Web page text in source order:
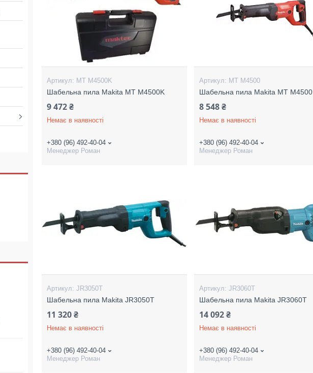
MT M4500K
Шабельна пила Makita MT M4500K
9 472 ₴
Немає в наявності
+380 (96) 492-40-04
Менеджер Роман
MT M4500
Шабельна пила Makita MT M4500
8 548 ₴
Немає в наявності
+380 (96) 492-40-04
Менеджер Роман
JR3050T
Шабельна пила Makita JR3050T
11 320 ₴
Немає в наявності
+380 (96) 492-40-04
Менеджер Роман
JR3060T
Шабельна пила Makita JR3060T
14 092 ₴
Немає в наявності
+380 (96) 492-40-04
Менеджер Роман